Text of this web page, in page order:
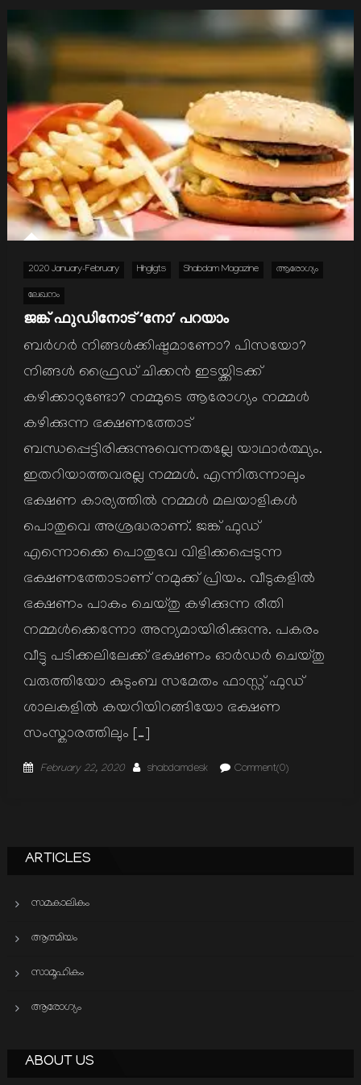
2020 January-February Hihgligts Shabdam Magazine ആരോഗ്യം
ലേഖനം
ജങ്ക് ഫുഡിനോട് ‘നോ’ പറയാം
ബര്‍ഗര്‍ നിങ്ങള്‍ക്കിഷ്ടമാണോ? പിസയോ?
നിങ്ങള്‍ ഫ്രൈഡ് ചിക്കന്‍ ഇടയ്ക്കിടക്ക്
കഴിക്കാറുണ്ടോ? നമ്മുടെ ആരോഗ്യം നമ്മള്‍
കഴിക്കുന്ന ഭക്ഷണത്തോട്
ബന്ധപ്പെട്ടിരിക്കുന്നുവെന്നതല്ലേ യാഥാര്‍ത്ഥ്യം.
ഇതറിയാത്തവരല്ല നമ്മള്‍. എന്നിരുന്നാലും
ഭക്ഷണ കാര്യത്തില്‍ നമ്മള്‍ മലയാളികള്‍
പൊതുവെ അശ്രദ്ധരാണ്. ജങ്ക് ഫുഡ്
എന്നൊക്കെ പൊതുവേ വിളിക്കപ്പെടുന്ന
ഭക്ഷണത്തോടാണ് നമുക്ക് പ്രിയം. വീടുകളില്‍
ഭക്ഷണം പാകം ചെയ്തു കഴിക്കുന്ന രീതി
നമ്മള്‍ക്കെന്നോ അന്യമായിരിക്കുന്നു. പകരം
വീട്ടു പടിക്കലിലേക്ക് ഭക്ഷണം ഓര്‍ഡര്‍ ചെയ്തു
വരുത്തിയോ കുടുംബ സമേതം ഫാസ്റ്റ് ഫുഡ്
ശാലകളില്‍ കയറിയിറങ്ങിയോ ഭക്ഷണ
സംസ്കാരത്തിലും […]
Posted
February 22, 2020 Author
shabdamdesk Comment(0)
ARTICLES
സമകാലികം
ആത്മിയം
സാമൂഹികം
ആരോഗ്യം
ABOUT US